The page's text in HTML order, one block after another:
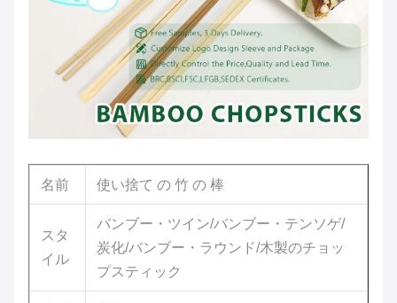
名前 使い捨て の 竹 の 棒
スタ
イル
バンブー・ツイン/バンブー・テンソゲ/
炭化/バンブー・ラウンド/木製のチョッ
プスティック